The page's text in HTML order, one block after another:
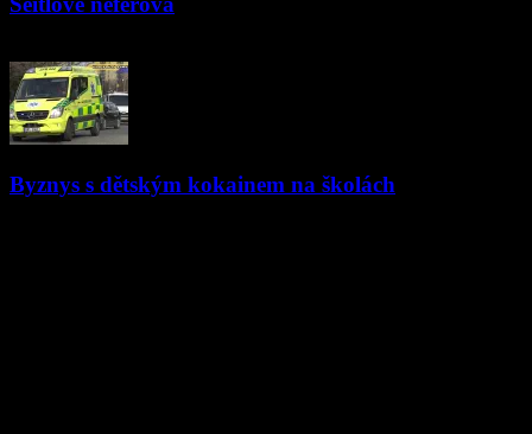
Byznys s dětským kokainem na školách